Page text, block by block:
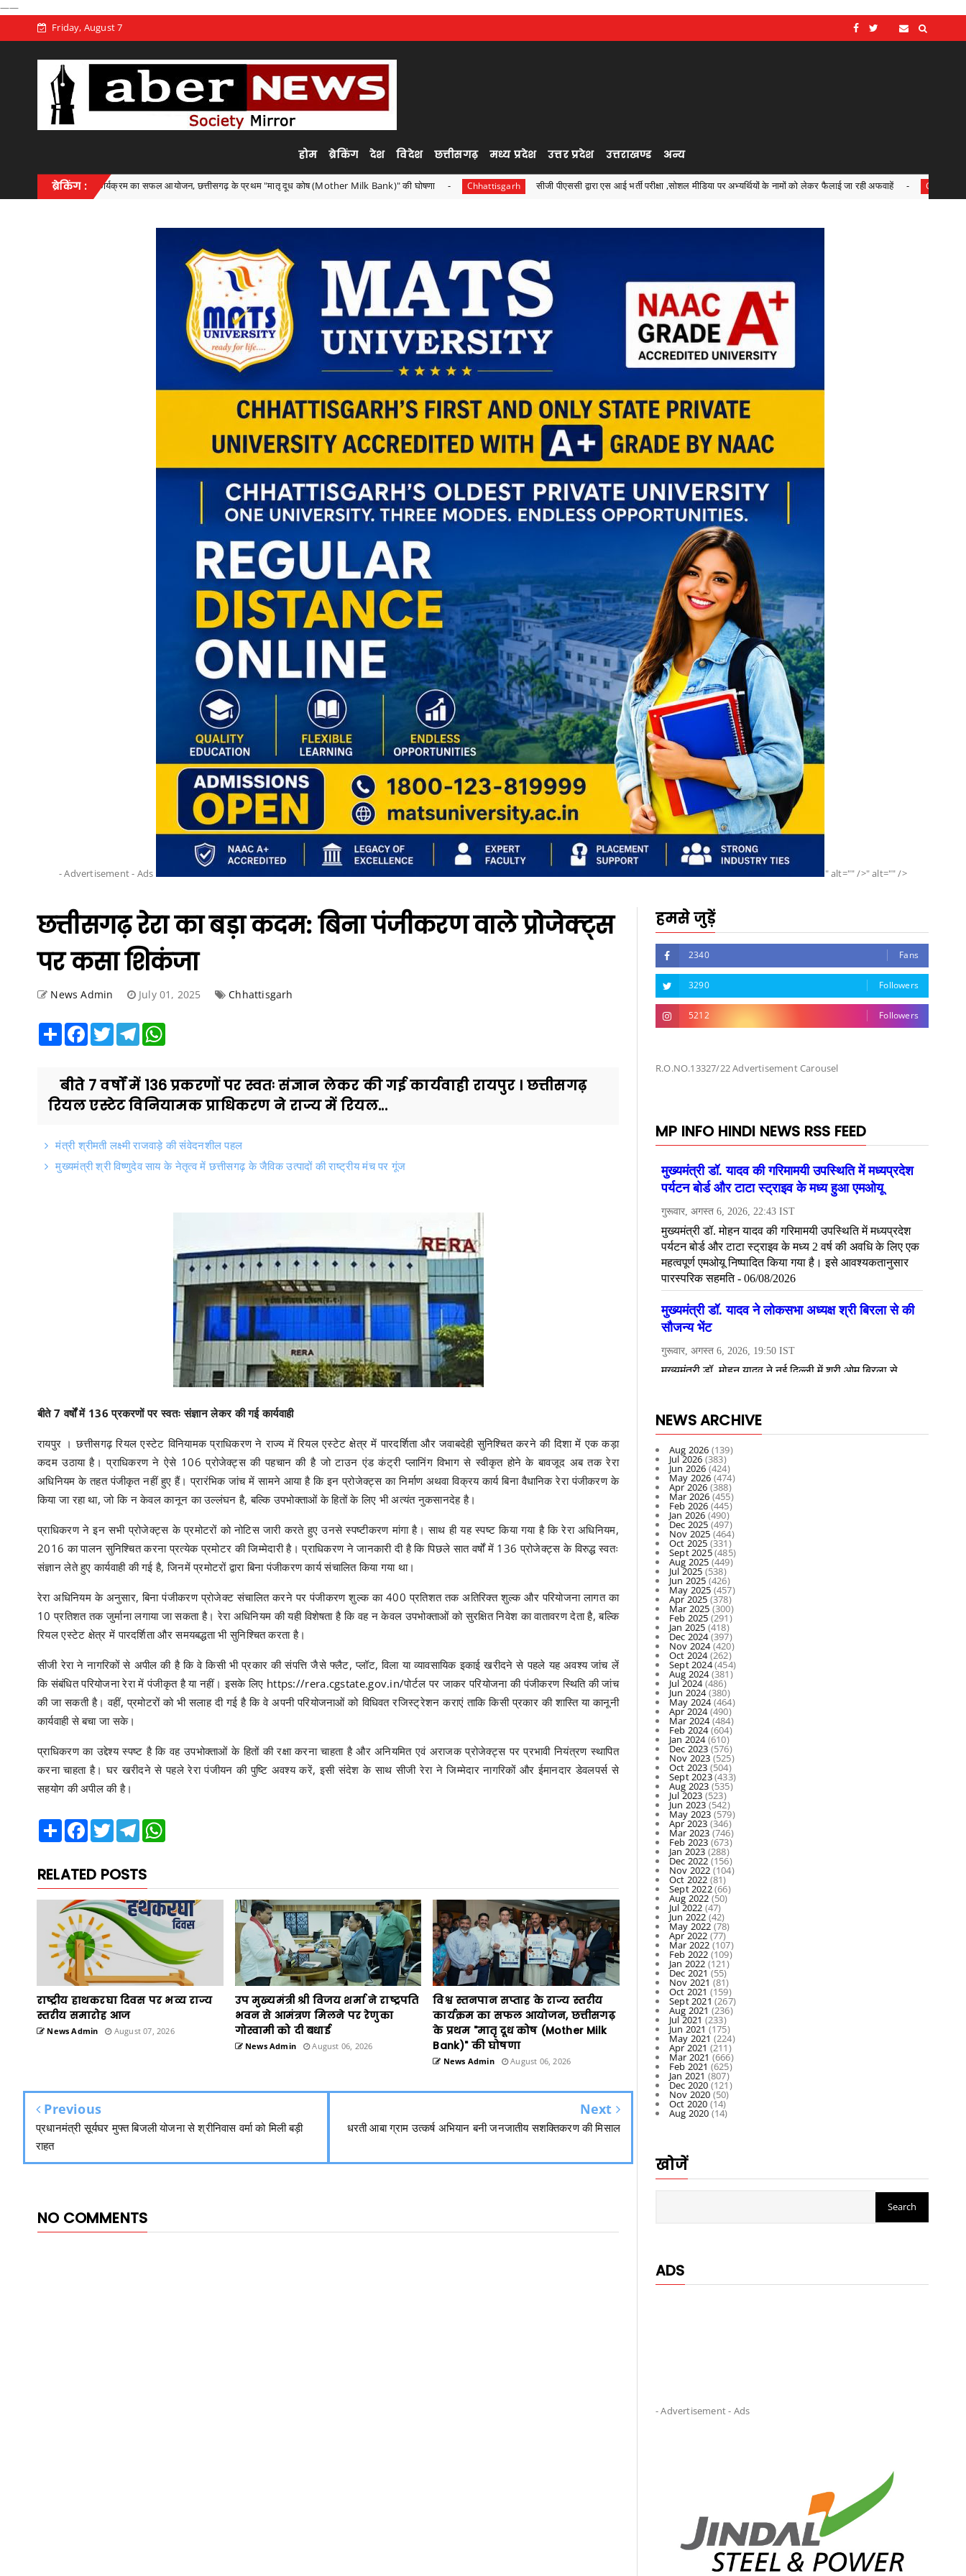
——
Friday, August 7
होम ब्रेकिंग देश विदेश छत्तीसगढ़ मध्य प्रदेश उत्तर प्रदेश उत्तराखण्ड अन्य
ब्रेकिंग :
स्तरीय कार्यक्रम का सफल आयोजन, छत्तीसगढ़ के प्रथम "मातृ दूध कोष (Mother Milk Bank)" की घोषणा Chhattisgarh सीजी पीएससी द्वारा एस आई भर्ती परीक्षा ,सोशल मीडिया पर अभ्यर्थियों के नामों को लेकर फैलाई जा रही अफवाहें Chhattisgarh जरूरतमंदों
- Advertisement - Ads " alt="" />" alt="" />
छत्तीसगढ़ रेरा का बड़ा कदम: बिना पंजीकरण वाले प्रोजेक्ट्स
पर कसा शिकंजा
News Admin July 01, 2025 Chhattisgarh
Share FacebookTwitterTelegram
बीते 7 वर्षों में 136 प्रकरणों पर स्वतः संज्ञान लेकर की गई कार्यवाही रायपुर । छत्तीसगढ़
रियल एस्टेट विनियामक प्राधिकरण ने राज्य में रियल...
मंत्री श्रीमती लक्ष्मी राजवाड़े की संवेदनशील पहल
मुख्यमंत्री श्री विष्णुदेव साय के नेतृत्व में छत्तीसगढ़ के जैविक उत्पादों की राष्ट्रीय मंच पर गूंज
बीते 7 वर्षों में 136 प्रकरणों पर स्वतः संज्ञान लेकर की गई कार्यवाही
रायपुर । छत्तीसगढ़ रियल एस्टेट विनियामक प्राधिकरण ने राज्य में रियल एस्टेट क्षेत्र में पारदर्शिता और जवाबदेही सुनिश्चित करने की दिशा में एक कड़ा
कदम उठाया है। प्राधिकरण ने ऐसे 106 प्रोजेक्ट्स की पहचान की है जो टाउन एंड कंट्री प्लानिंग विभाग से स्वीकृत होने के बावजूद अब तक रेरा
अधिनियम के तहत पंजीकृत नहीं हुए हैं। प्रारंभिक जांच में सामने आया है कि इन प्रोजेक्ट्स का निर्माण अथवा विक्रय कार्य बिना वैधानिक रेरा पंजीकरण के
किया जा रहा था, जो कि न केवल कानून का उल्लंघन है, बल्कि उपभोक्ताओं के हितों के लिए भी अत्यंत नुकसानदेह है।
प्राधिकरण ने इन सभी प्रोजेक्ट्स के प्रमोटरों को नोटिस जारी करते हुए उनसे स्पष्टीकरण मांगा है। साथ ही यह स्पष्ट किया गया है कि रेरा अधिनियम,
2016 का पालन सुनिश्चित करना प्रत्येक प्रमोटर की जिम्मेदारी है। प्राधिकरण ने जानकारी दी है कि पिछले सात वर्षों में 136 प्रोजेक्ट्स के विरुद्ध स्वतः
संज्ञान लेते हुए कार्यवाही की गई है, जिनमें प्रमोटरों द्वारा बिना पंजीकरण कार्य संचालित किया गया था।
रेरा अधिनियम के अनुसार, बिना पंजीकरण प्रोजेक्ट संचालित करने पर पंजीकरण शुल्क का 400 प्रतिशत तक अतिरिक्त शुल्क और परियोजना लागत का
10 प्रतिशत तक जुर्माना लगाया जा सकता है। रेरा अधिनियम की यही विशेषता है कि वह न केवल उपभोक्ताओं को सुरक्षित निवेश का वातावरण देता है, बल्कि
रियल एस्टेट क्षेत्र में पारदर्शिता और समयबद्धता भी सुनिश्चित करता है।
सीजी रेरा ने नागरिकों से अपील की है कि वे किसी भी प्रकार की संपत्ति जैसे फ्लैट, प्लॉट, विला या व्यावसायिक इकाई खरीदने से पहले यह अवश्य जांच लें
कि संबंधित परियोजना रेरा में पंजीकृत है या नहीं। इसके लिए https://rera.cgstate.gov.in/पोर्टल पर जाकर परियोजना की पंजीकरण स्थिति की जांच
की जा सकती है। वहीं, प्रमोटरों को भी सलाह दी गई है कि वे अपनी परियोजनाओं को विधिवत रजिस्ट्रेशन कराएं ताकि किसी प्रकार की शास्ति या कानूनी
कार्यवाही से बचा जा सके।
प्राधिकरण का उद्देश्य स्पष्ट है कि वह उपभोक्ताओं के हितों की रक्षा करना चाहता है और अनियमित एवं अराजक प्रोजेक्ट्स पर प्रभावी नियंत्रण स्थापित
करना चाहता है। घर खरीदने से पहले रेरा पंजीयन की पुष्टि अवश्य करें, इसी संदेश के साथ सीजी रेरा ने जिम्मेदार नागरिकों और ईमानदार डेवलपर्स से
सहयोग की अपील की है।
Share FacebookTwitterTelegram
RELATED POSTS
राष्ट्रीय हाथकरघा दिवस पर भव्य राज्य
स्तरीय समारोह आज
News Admin August 07, 2026
उप मुख्यमंत्री श्री विजय शर्मा ने राष्ट्रपति
भवन से आमंत्रण मिलने पर रेणुका
गोस्वामी को दी बधाई
News Admin August 06, 2026
विश्व स्तनपान सप्ताह के राज्य स्तरीय
कार्यक्रम का सफल आयोजन, छत्तीसगढ़
के प्रथम "मातृ दूध कोष (Mother Milk
Bank)" की घोषणा
News Admin August 06, 2026
Previous
प्रधानमंत्री सूर्यघर मुफ्त बिजली योजना से श्रीनिवास वर्मा को मिली बड़ी
राहत
Next
धरती आबा ग्राम उत्कर्ष अभियान बनी जनजातीय सशक्तिकरण की मिसाल
NO COMMENTS
हमसे जुड़ें
2340 Fans
3290 Followers
5212 Followers
R.O.NO.13327/22 Advertisement Carousel
MP INFO HINDI NEWS RSS FEED
NEWS ARCHIVE
Aug 2026 (139)
Jul 2026 (383)
Jun 2026(424)
May 2026 (474)
Apr 2026 (388)
Mar 2026(455)
Feb 2026 (445)
Jan 2026 (490)
Dec 2025(497)
Nov 2025(464)
Oct 2025 (331)
Sept 2025(485)
Aug 2025 (449)
Jul 2025 (538)
Jun 2025(426)
May 2025 (457)
Apr 2025 (378)
Mar 2025(300)
Feb 2025 (291)
Jan 2025 (418)
Dec 2024(397)
Nov 2024(420)
Oct 2024(262)
Sept 2024(454)
Aug 2024(381)
Jul 2024(486)
Jun 2024(380)
May 2024(464)
Apr 2024(490)
Mar 2024(484)
Feb 2024(604)
Jan 2024(610)
Dec 2023(576)
Nov 2023(525)
Oct 2023 (504)
Sept 2023(433)
Aug 2023 (535)
Jul 2023 (523)
Jun 2023(542)
May 2023 (579)
Apr 2023 (346)
Mar 2023(746)
Feb 2023 (673)
Jan 2023 (288)
Dec 2022(156)
Nov 2022(104)
Oct 2022 (81)
Sept 2022(66)
Aug 2022 (50)
Jul 2022 (47)
Jun 2022(42)
May 2022 (78)
Apr 2022 (77)
Mar 2022(107)
Feb 2022 (109)
Jan 2022 (121)
Dec 2021 (55)
Nov 2021 (81)
Oct 2021 (159)
Sept 2021(267)
Aug 2021 (236)
Jul 2021 (233)
Jun 2021(175)
May 2021 (224)
Apr 2021 (211)
Mar 2021 (666)
Feb 2021 (625)
Jan 2021 (807)
Dec 2020(121)
Nov 2020(50)
Oct 2020 (14)
Aug 2020 (14)
खोजें
ADS
- Advertisement - Ads